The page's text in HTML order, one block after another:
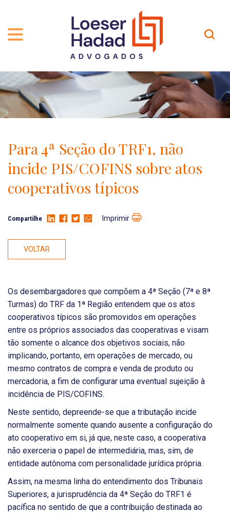
QUEM SOMOS
TRAJETÓRIA
INCLUSÃO E DIVERSIDADE
PRÊMIOS
NOSSA EQUIPE
ÁREAS DE ATUAÇÃO
PROFISSIONAIS
CARREIRA
Contato
Localização
Para 4ª Seção do TRF1, não
incide PIS/COFINS sobre atos
cooperativos típicos
Compartilhe Imprimir
VOLTAR
Os desembargadores que compõem a 4ª Seção (7ª e 8ª
Turmas) do TRF da 1ª Região entendem que os atos
cooperativos típicos são promovidos em operações
entre os próprios associados das cooperativas e visam
tão somente o alcance dos objetivos sociais, não
implicando, portanto, em operações de mercado, ou
mesmo contratos de compra e venda de produto ou
mercadoria, a fim de configurar uma eventual sujeição à
incidência de PIS/COFINS.
Neste sentido, depreende-se que a tributação incide
normalmente somente quando ausente a configuração do
ato cooperativo em si, já que, neste caso, a cooperativa
não exerceria o papel de intermediária, mas, sim, de
entidade autônoma com personalidade jurídica própria.
Assim, na mesma linha do entendimento dos Tribunais
Superiores, a jurisprudência da 4ª Seção do TRF1 é
pacífica no sentido de que a contribuição destinada ao